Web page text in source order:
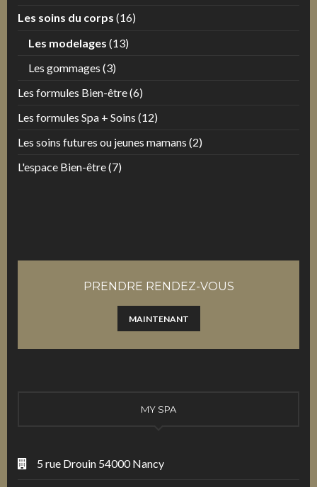
Les soins du corps (16)
Les modelages (13)
Les gommages (3)
Les formules Bien-être(6)
Les formules Spa + Soins (12)
Les soins futures ou jeunes mamans (2)
L'espace Bien-être(7)
PRENDRE RENDEZ-VOUS
MAINTENANT
MY SPA
5 rue Drouin 54000 Nancy